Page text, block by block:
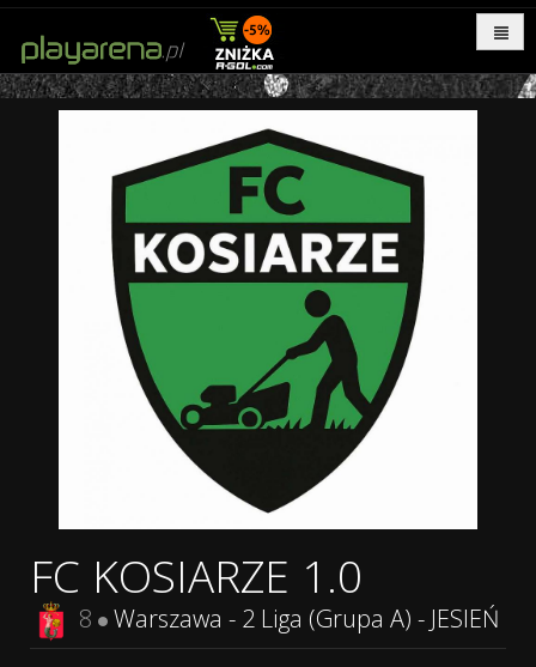
FC KOSIARZE 1.0
8 Warszawa - 2 Liga (Grupa A) - JESIEŃ